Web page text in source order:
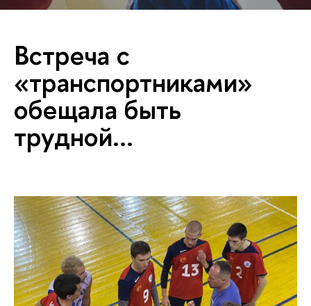
Встреча с
«транспортниками»
обещала быть
трудной...